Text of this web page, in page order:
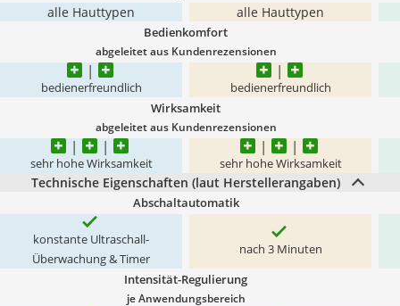
alle Hauttypen alle Hauttypen
Bedienkomfort
abgeleitet aus Kundenrezensionen
bedienerfreundlich bedienerfreundlich
Wirksamkeit
abgeleitet aus Kundenrezensionen
sehr hohe Wirksamkeit sehr hohe Wirksamkeit
Technische Eigenschaften (laut Herstellerangaben)
Abschaltautomatik
konstante Ultraschall-
Überwachung & Timer
nach 3 Minuten
Intensität-Regulierung
je Anwendungsbereich